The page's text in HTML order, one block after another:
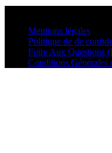
Mentions légales
Politique de de
Foire Aux Questions
Conditions